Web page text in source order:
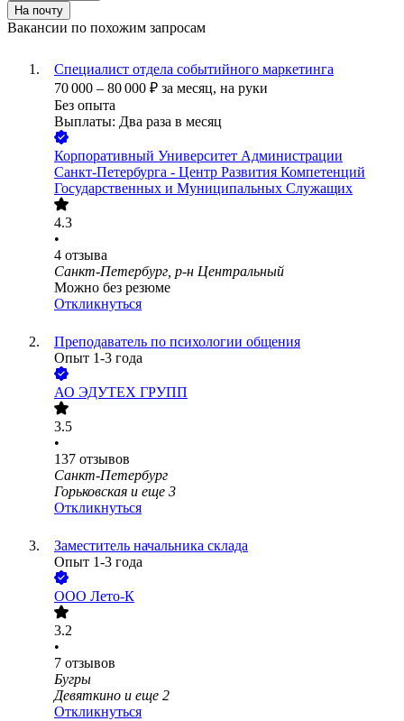
На почту
Вакансии по похожим запросам
Специалист отдела событийного маркетинга
70 000 – 80 000 ₽ за месяц, на руки
Без опыта
Выплаты: Два раза в месяц
Корпоративный Университет Администрации
Санкт-Петербурга - Центр Развития Компетенций
Государственных и Муниципальных Служащих
4.3
•
4 отзыва
Санкт-Петербург, р-н Центральный
Можно без резюме
Откликнуться
Преподаватель по психологии общения
Опыт 1-3 года
АО ЭДУТЕХ ГРУПП
3.5
•
137 отзывов
Санкт-Петербург
Горьковская и еще 3
Откликнуться
Заместитель начальника склада
Опыт 1-3 года
ООО Лето-К
3.2
•
7 отзывов
Бугры
Девяткино и еще 2
Откликнуться